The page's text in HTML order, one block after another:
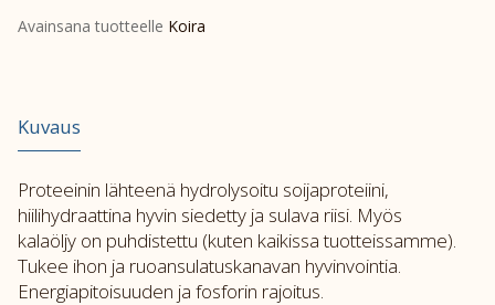
moderate
Avainsana tuotteelle Koira
Kuvaus
Proteeinin lähteenä hydrolysoitu soijaproteiini,
hiilihydraattina hyvin siedetty ja sulava riisi. Myös
kalaöljy on puhdistettu (kuten kaikissa tuotteissamme).
Tukee ihon ja ruoansulatuskanavan hyvinvointia.
Energiapitoisuuden ja fosforin rajoitus.